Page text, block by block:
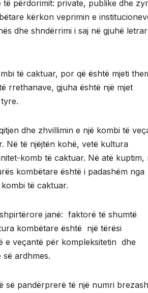
përdorimit: private, publike dhe
kërkon veprimin e
dhe shndërrimi i saj në gjuhë
të caktuar, por që është mjeti
rrethanave, gjuha është një mjet
dhe zhvillimin e një kombi të
Në të njëjtën kohë, vetë kultura
komb të caktuar. Në atë kuptim,
kombëtare është i padashëm nga
të caktuar.
janë: faktorë të shumtë
kombëtare është një tërësi
e veçantë për kompleksitetin dhe
së ardhmes.
së pandërprerë të një numri